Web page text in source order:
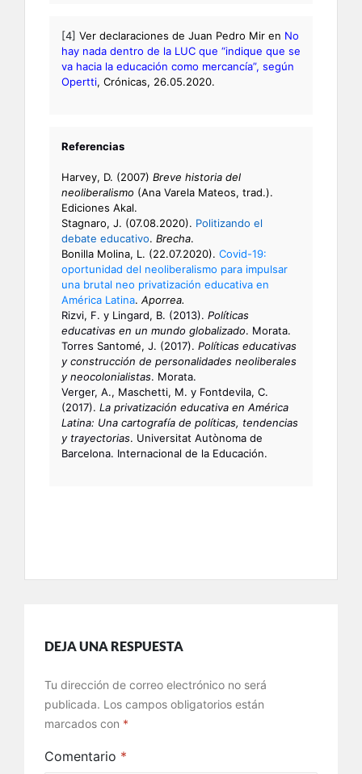
[4] Ver declaraciones de Juan Pedro Mir en No
hay nada dentro de la LUC que “indique que se
va hacia la educación como mercancía”, según
Opertti, Crónicas, 26.05.2020.
Referencias
Harvey, D. (2007) Breve historia del
neoliberalismo (Ana Varela Mateos, trad.).
Ediciones Akal.
Stagnaro, J. (07.08.2020). Politizando el
debate educativo. Brecha.
Bonilla Molina, L. (22.07.2020). Covid-19:
oportunidad del neoliberalismo para impulsar
una brutal neo privatización educativa en
América Latina. Aporrea.
Rizvi, F. y Lingard, B. (2013). Políticas
educativas en un mundo globalizado. Morata.
Torres Santomé, J. (2017). Políticas educativas
y construcción de personalidades neoliberales
y neocolonialistas. Morata.
Verger, A., Maschetti, M. y Fontdevila, C.
(2017). La privatización educativa en América
Latina: Una cartografía de políticas, tendencias
y trayectorias. Universitat Autònoma de
Barcelona. Internacional de la Educación.
DEJA UNA RESPUESTA
Tu dirección de correo electrónico no será
publicada. Los campos obligatorios están
marcados con *
Comentario *